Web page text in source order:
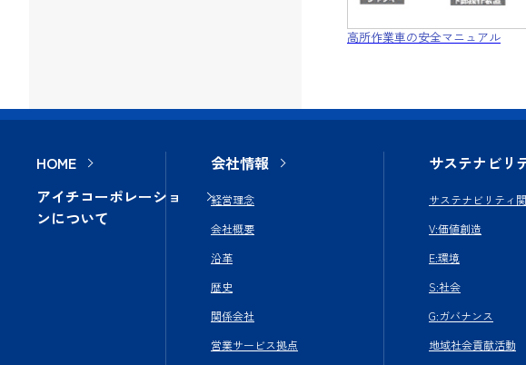
高所作業車の安全マニュアル
HOME
アイチコーポレーショ
ンについて
会社情報
経営理念
会社概要
沿革
歴史
関係会社
営業サービス拠点
サステナビリ
サステナビリティ
V:価値創造
E:環境
S:社会
G:ガバナンス
地域社会貢献活動